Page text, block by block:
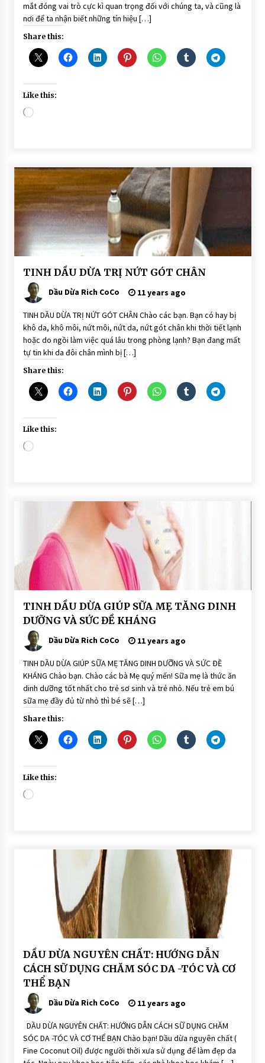
mắt đóng vai trò cực kì quan trọng đối với chúng ta, và cũng là
nơi để ta nhận biết những tín hiệu […]
Share this:
Like this:
Loading…
BÀI
VIẾT
DẦU
DỪA
DƯỠNG
DA
TINH DẦU DỪA TRỊ NỨT GÓT CHÂN
Dầu Dừa Rich CoCo 11 years ago
TINH DẦU DỪA TRỊ NỨT GÓT CHÂN Chào các bạn. Bạn có hay bị
khô da, khô môi, nứt môi, nứt da, nứt gót chân khi thời tiết lạnh
hoặc do ngồi làm việc quá lâu trong phòng lạnh? Bạn đang mất
tự tin khi da đôi chân mình bị […]
Share this:
Like this:
Loading…
BÀI
VIẾT
DẨU
DỪA
DÙNG
ĂN
UỐNG
TRỊ
BỆNH
TINH DẦU DỪA GIÚP SỮA MẸ TĂNG DINH
DƯỠNG VÀ SỨC ĐỀ KHÁNG
Dầu Dừa Rich CoCo 11 years ago
TINH DẦU DỪA GIÚP SỮA MẸ TĂNG DINH DƯỠNG VÀ SỨC ĐỀ
KHÁNG Chào bạn. Chào các bà Mẹ quý mến! Sữa mẹ là thức ăn
dinh dưỡng tốt nhất cho trẻ sơ sinh và trẻ nhỏ. Nếu trẻ em bú
sữa mẹ đầy đủ từ nhỏ thì bé sẽ […]
Share this:
Like this:
Loading…
BÀI
VIẾT
DẨU
DỪA
DÙNG
ĂN
UỐNG
TRỊ
BỆNH
DẦU
DỪA
DƯỠNG
DẦU DỪA NGUYÊN CHẤT: HƯỚNG DẪN
CÁCH SỮ DỤNG CHĂM SÓC DA -TÓC VÀ CƠ
THỂ BẠN
Dầu Dừa Rich CoCo 11 years ago
DẦU DỪA NGUYÊN CHẤT: HƯỚNG DẪN CÁCH SỮ DỤNG CHĂM
SÓC DA -TÓC VÀ CƠ THỂ BẠN Chào bạn! Dầu dừa nguyên chất (
Fine Coconut Oil) được người thời xưa sử dụng để làm đẹp da